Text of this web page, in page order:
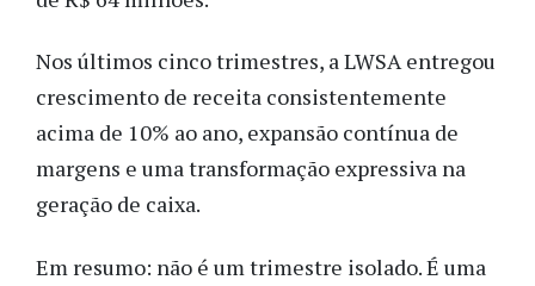
Nos últimos cinco trimestres, a LWSA entregou
crescimento de receita consistentemente
acima de 10% ao ano, expansão contínua de
margens e uma transformação expressiva na
geração de caixa.
Em resumo: não é um trimestre isolado. É uma